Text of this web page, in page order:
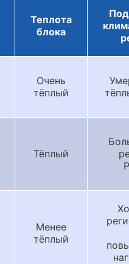
Теплота
блока
Очень
тёплый
Тёплый
Менее
тёплый